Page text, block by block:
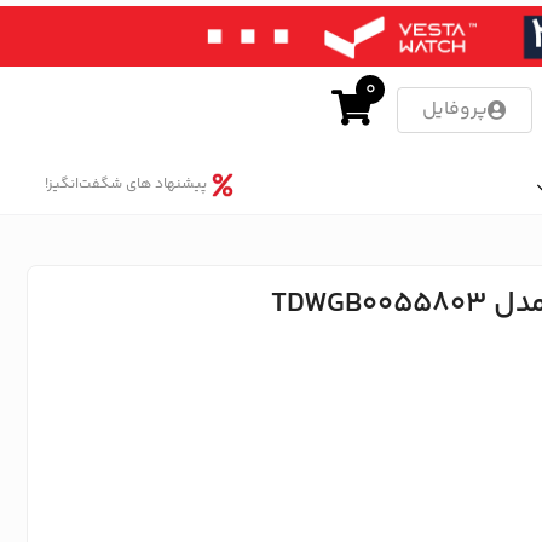
پروفایل
0
پیشنهاد های شگفت‌انگیز!